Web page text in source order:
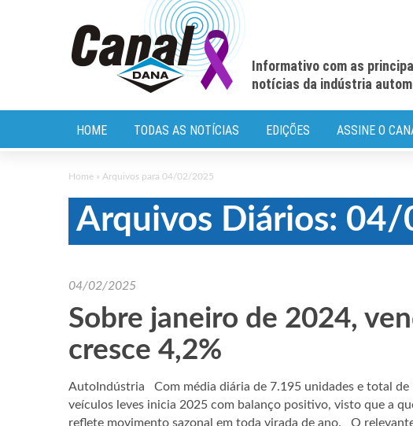
Informativo com as
notícias da indústria
HOME TODAS AS NOTÍCIAS EDIÇÕES ASSINE O
Home » Arquivos para 04/02/2025
Arquivos Diários:
04/02/2025
Sobre janeiro de 2024,
cresce 4,2%
AutoIndústria Com média diária de 7.195 unidades e total de
veículos leves inicia 2025 com balanço positivo, visto que a
reflete movimento sazonal em toda virada de ano. O